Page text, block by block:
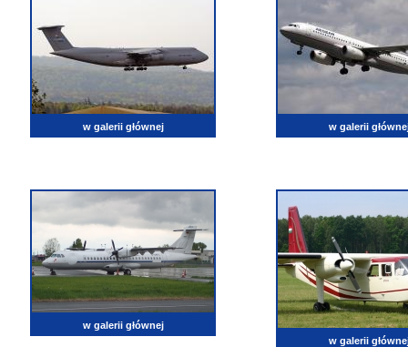
w galerii głównej w galerii
w galerii głównej
w galerii